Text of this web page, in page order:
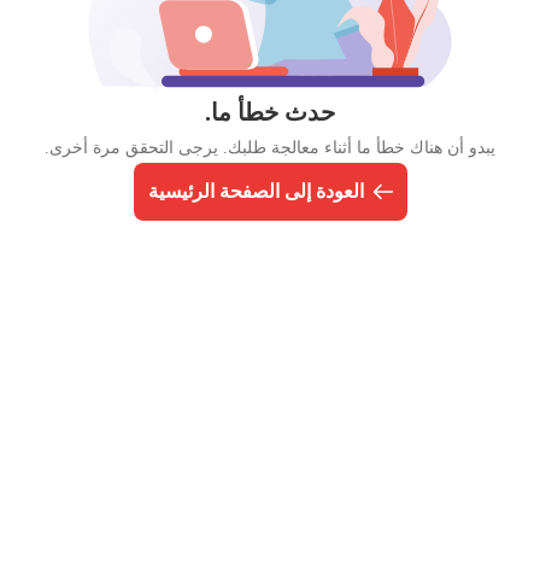
حدث خطأ ما.
يبدو أن هناك خطأ ما أثناء معالجة طلبك. يرجى التحقق مرة أخرى.
العودة إلى الصفحة الرئيسية